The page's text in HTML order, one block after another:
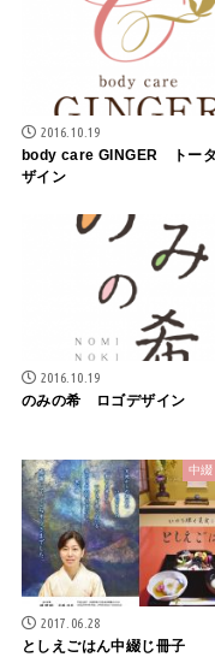
2016.10.19
body care GINGER トー
ザイン
2016.10.19
のみの希 ロゴデザイン
中
2017.06.28
としえごはん中綴じ冊子